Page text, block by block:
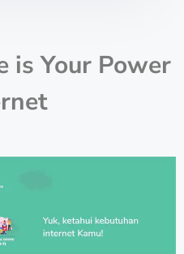
is Your Power